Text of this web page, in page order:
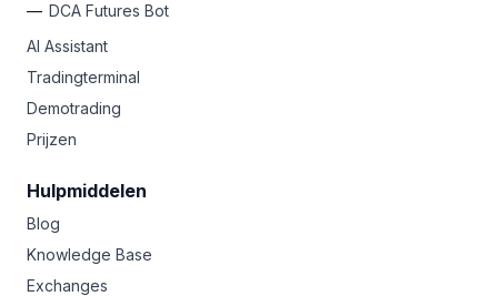
DCA Futures Bot
AI Assistant
Tradingterminal
Demotrading
Prijzen
Hulpmiddelen
Blog
Knowledge Base
Exchanges